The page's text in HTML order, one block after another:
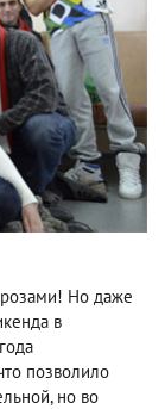
Но даже
в
позволило
но во